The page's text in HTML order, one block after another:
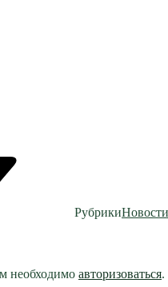
РубрикиНовости
необходимо авторизоваться.